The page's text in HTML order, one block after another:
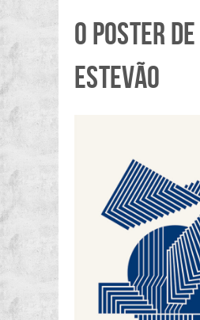
O POSTER
ESTEVÃO